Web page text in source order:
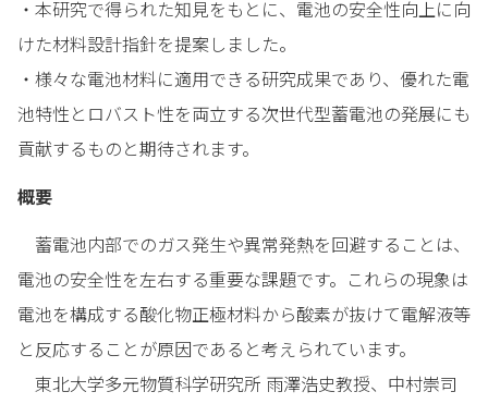
・本研究で得られた知見をもとに、電池の安全性向上に向
けた材料設計指針を提案しました。
・様々な電池材料に適用できる研究成果であり、優れた電
池特性とロバスト性を両立する次世代型蓄電池の発展にも
貢献するものと期待されます。
概要
蓄電池内部でのガス発生や異常発熱を回避することは、
電池の安全性を左右する重要な課題です。これらの現象は
電池を構成する酸化物正極材料から酸素が抜けて電解液等
と反応することが原因であると考えられています。
東北大学多元物質科学研究所 雨澤浩史教授、中村崇司